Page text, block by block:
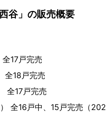
谷」の販売概要
17戸完売
全18戸完売
全17戸完売
全16戸中、15戸完売（202